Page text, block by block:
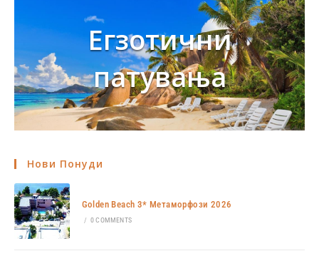
Егзотични
патувања
Нови Понуди
Golden Beach 3* Метаморфози 2026
/ 0 COMMENTS